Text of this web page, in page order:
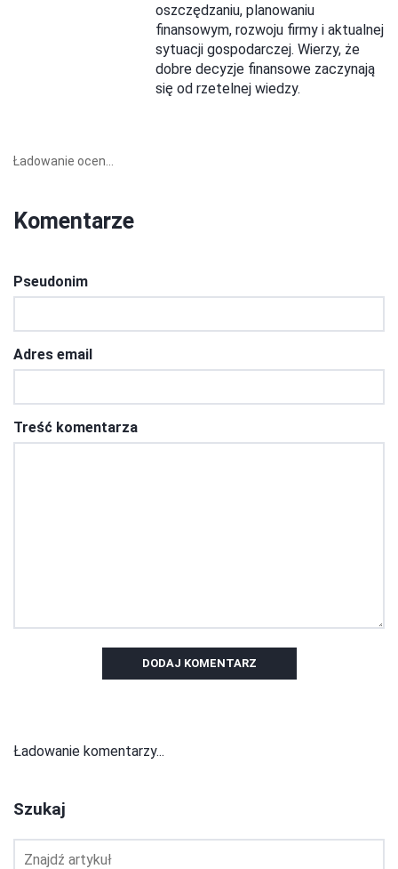
oszczędzaniu, planowaniu
finansowym, rozwoju firmy i aktualnej
sytuacji gospodarczej. Wierzy, że
dobre decyzje finansowe zaczynają
się od rzetelnej wiedzy.
Ładowanie ocen...
Komentarze
Pseudonim
Adres email
Treść komentarza
DODAJ KOMENTARZ
Ładowanie komentarzy...
Szukaj